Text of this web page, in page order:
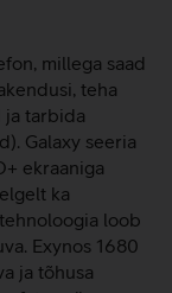
millega saad
teha
ja tarbida
Galaxy seeria
ekraaniga
ka
loob
Exynos 1680
ja tõhusa